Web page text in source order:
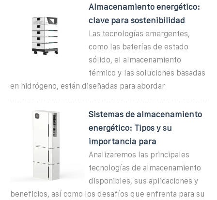
Almacenamiento energético:
clave para sostenibilidad
Las tecnologías emergentes,
como las baterías de estado
sólido, el almacenamiento
térmico y las soluciones basadas
en hidrógeno, están diseñadas para abordar
Sistemas de almacenamiento
energético: Tipos y su
importancia para
Analizaremos las principales
tecnologías de almacenamiento
disponibles, sus aplicaciones y
beneficios, así como los desafíos que enfrenta para su